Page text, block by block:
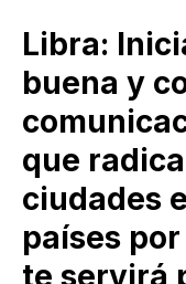
Libra:
buena y
que
ciudades
países